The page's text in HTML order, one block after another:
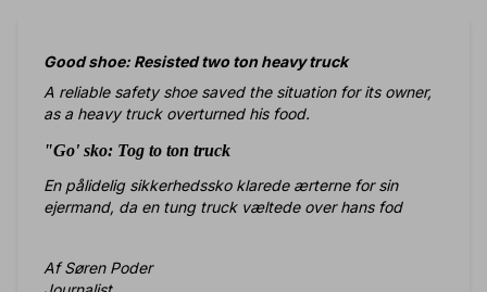
Good shoe: Resisted two ton heavy truck
A reliable safety shoe saved the situation for its owner,
as a heavy truck overturned his food.
"Go' sko: Tog to ton truck
En pålidelig sikkerhedssko klarede ærterne for sin
ejermand, da en tung truck væltede over hans fod
AfSøren Poder